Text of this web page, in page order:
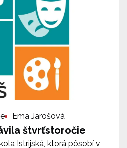
Ema Jarošová
štvrťstoročie
Istrijská, ktorá pôsobí v